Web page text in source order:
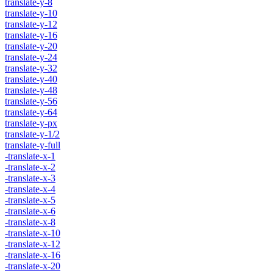
translate-y-10
translate-y-12
translate-y-16
translate-y-20
translate-y-24
translate-y-32
translate-y-40
translate-y-48
translate-y-56
translate-y-64
translate-y-px
translate-y-1/2
translate-y-full
-translate-x-1
-translate-x-2
-translate-x-3
-translate-x-4
-translate-x-5
-translate-x-6
-translate-x-8
-translate-x-10
-translate-x-12
-translate-x-16
-translate-x-20